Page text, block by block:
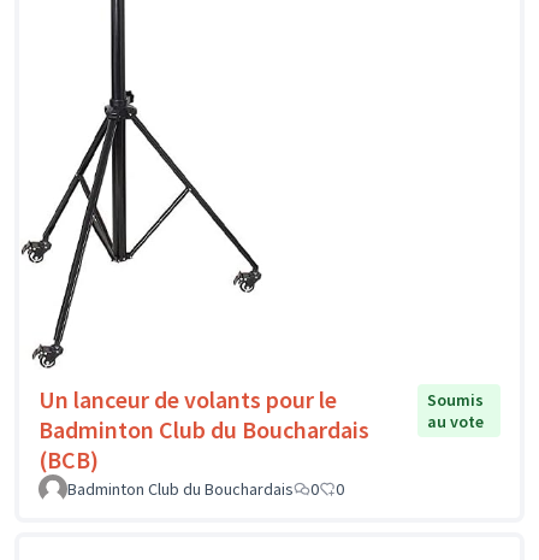
Un lanceur de volants pour le
Badminton Club du Bouchardais
(BCB)
Soumis
au vote
Badminton Club du Bouchardais 0 0